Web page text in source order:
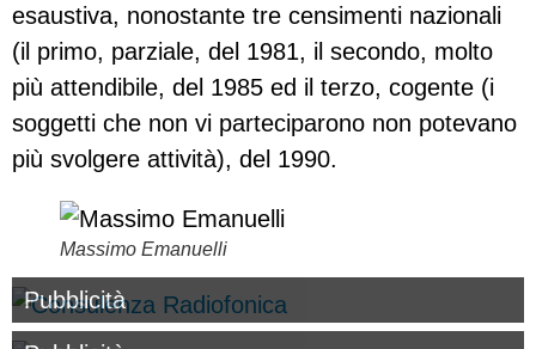
esaustiva, nonostante tre censimenti nazionali
(il primo, parziale, del 1981, il secondo, molto
più attendibile, del 1985 ed il terzo, cogente (i
soggetti che non vi parteciparono non potevano
più svolgere attività), del 1990.
Massimo Emanuelli
Pubblicità